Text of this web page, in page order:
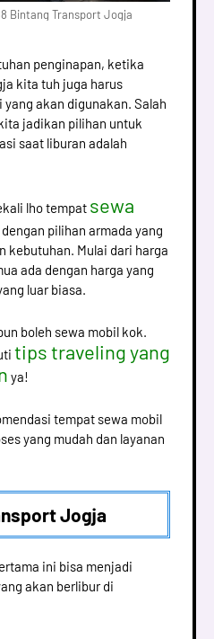
Bintang Transport Jogja
penginapan, ketika
kita tuh juga harus
akan digunakan. Salah
jadikan pilihan untuk
saat liburan adalah
lho tempat sewa
pilihan armada yang
kebutuhan. Mulai dari harga
ada dengan harga yang
luar biasa.
boleh sewa mobil kok.
tips traveling yang
ya!
tempat sewa mobil
yang mudah dan layanan
Jogja
ini bisa menjadi
akan berlibur di